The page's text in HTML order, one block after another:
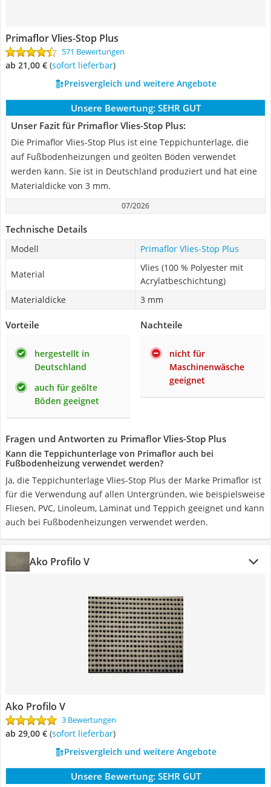
Primaflor Vlies-Stop Plus
571 Bewertungen
ab 21,00 € ( Sofort lieferbar)
Preisvergleich und weitere Angebote
Unsere Bewertung: SEHR GUT
Unser Fazit für Primaflor Vlies-Stop Plus:
Die Primaflor Vlies-Stop Plus ist eine Teppichunterlage, die
auf Fußbodenheizungen und geölten Böden verwendet
werden kann. Sie ist in Deutschland produziert und hat eine
Materialdicke von 3 mm.
07/2026
Technische Details
Modell Primaflor Vlies-Stop Plus
Material
Vlies (100 % Polyester mit
Acrylatbeschichtung)
Materialdicke
3 mm
Vorteile
hergestellt in
Deutschland
auch für geölte
Böden geeignet
Nachteile
nicht für
Maschinenwäsche
geeignet
Fragen und Antworten zu Primaflor Vlies-Stop Plus
Kann die Teppichunterlage von Primaflor auch bei
Fußbodenheizung verwendet werden?
Ja, die Teppichunterlage Vlies-Stop Plus der Marke Primaflor ist
für die Verwendung auf allen Untergründen, wie beispielsweise
Fliesen, PVC, Linoleum, Laminat und Teppich geeignet und kann
auch bei Fußbodenheizungen verwendet werden.
Ako Profilo V
Ako Profilo V
3 Bewertungen
ab 29,00 € ( Sofort lieferbar)
Preisvergleich und weitere Angebote
Unsere Bewertung: SEHR GUT